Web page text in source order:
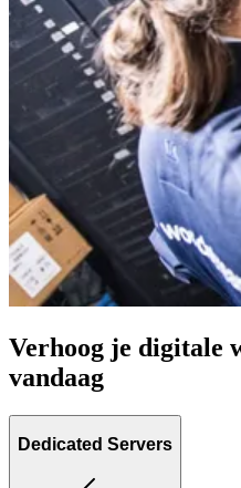
Verhoog je digitale
vandaag
Dedicated Servers